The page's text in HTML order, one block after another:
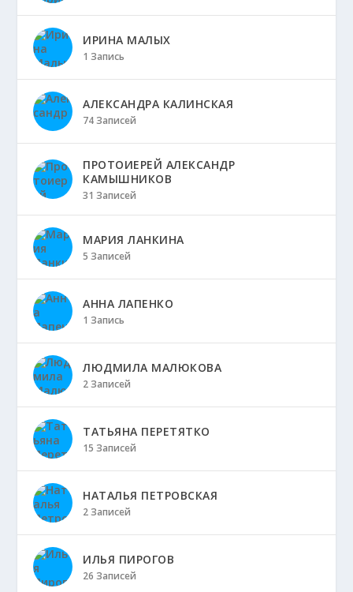
ИРИНА МАЛЫХ
1 Запись
АЛЕКСАНДРА КАЛИНСКАЯ
74 Записей
ПРОТОИЕРЕЙ АЛЕКСАНДР
КАМЫШНИКОВ
31 Записей
МАРИЯ ЛАНКИНА
5 Записей
АННА ЛАПЕНКО
1 Запись
ЛЮДМИЛА МАЛЮКОВА
2 Записей
ТАТЬЯНА ПЕРЕТЯТКО
15 Записей
НАТАЛЬЯ ПЕТРОВСКАЯ
2 Записей
ИЛЬЯ ПИРОГОВ
26 Записей